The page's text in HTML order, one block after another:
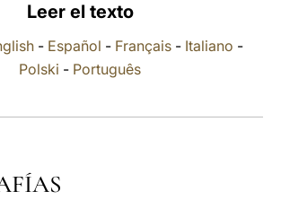
Leer el texto
- Español - Français- Italiano -
Polski - Português